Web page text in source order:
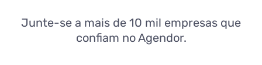
Junte-se a mais de 10 mil empresas que
confiam no Agendor.